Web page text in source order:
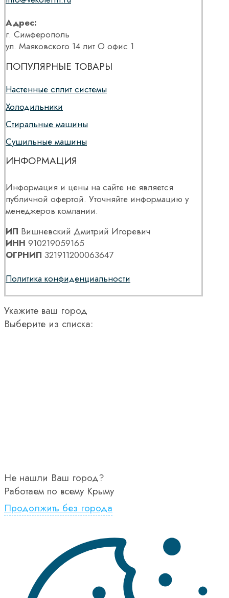
Адрес:
г. Симферополь
ул. Маяковского 14 лит О офис 1
ПОПУЛЯРНЫЕ ТОВАРЫ
Настенные сплит системы
Холодильники
Стиральные машины
Сушильные машины
ИНФОРМАЦИЯ
Информация и цены на сайте не является
публичной офертой. Уточняйте информацию у
менеджеров компании.
ИП Вишневский Дмитрий Игоревич
ИНН 910219059165
ОГРНИП 321911200063647
Политика конфиденциальности
Укажите ваш город
Выберите из списка:
Не нашли Ваш город?
Работаем по всему Крыму
Продолжить без города